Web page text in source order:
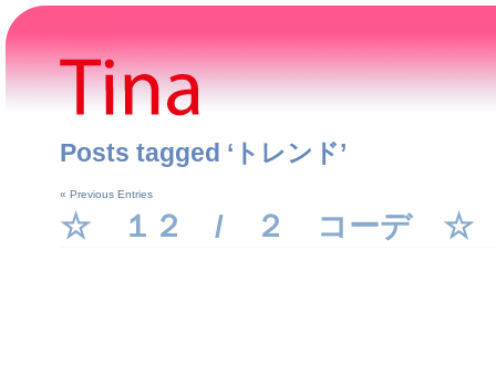
Posts tagged ‘トレンド’
« Previous Entries
☆ １２ / ２ コーデ ☆